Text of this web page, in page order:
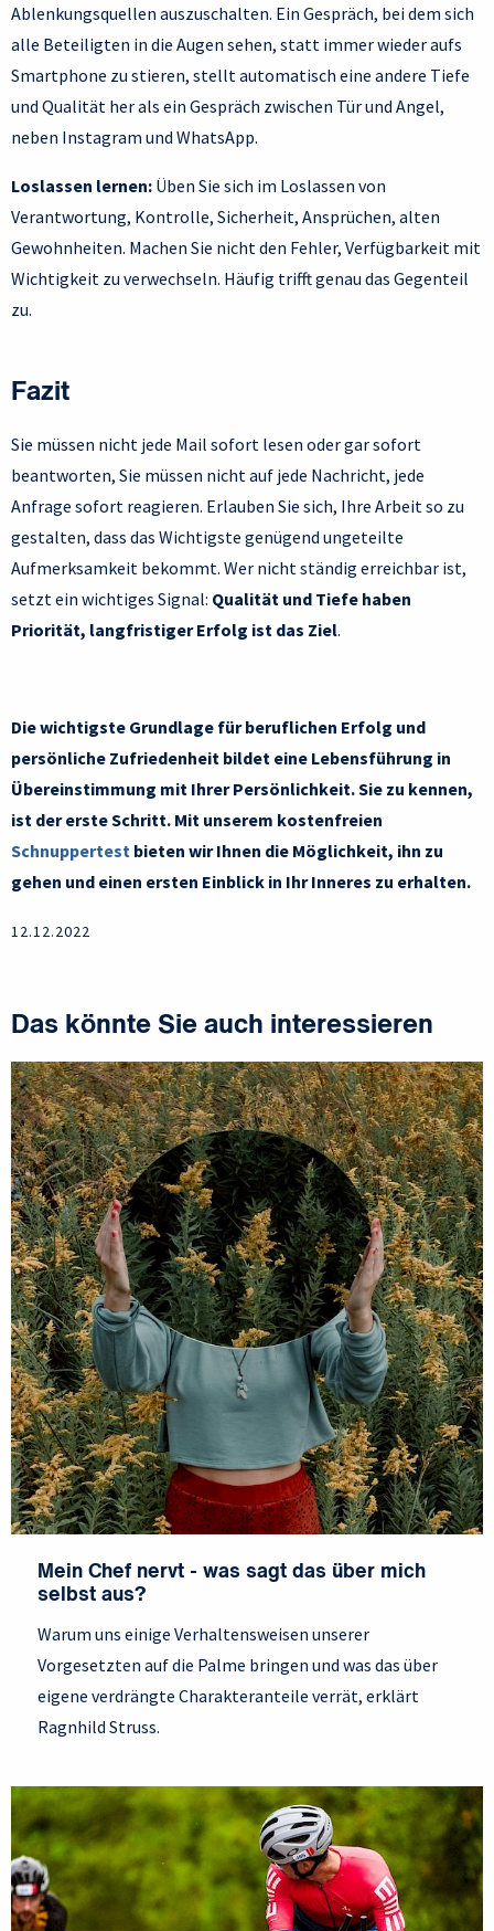
Ablenkungsquellen auszuschalten. Ein Gespräch, bei dem sich
alle Beteiligten in die Augen sehen, statt immer wieder aufs
Smartphone zu stieren, stellt automatisch eine andere Tiefe
und Qualität her als ein Gespräch zwischen Tür und Angel,
neben Instagram und WhatsApp.
Loslassen lernen: Üben Sie sich im Loslassen von
Verantwortung, Kontrolle, Sicherheit, Ansprüchen, alten
Gewohnheiten. Machen Sie nicht den Fehler, Verfügbarkeit mit
Wichtigkeit zu verwechseln. Häufig trifft genau das Gegenteil
zu.
Fazit
Sie müssen nicht jede Mail sofort lesen oder gar sofort
beantworten, Sie müssen nicht auf jede Nachricht, jede
Anfrage sofort reagieren. Erlauben Sie sich, Ihre Arbeit so zu
gestalten, dass das Wichtigste genügend ungeteilte
Aufmerksamkeit bekommt. Wer nicht ständig erreichbar ist,
setzt ein wichtiges Signal: Qualität und Tiefe haben
Priorität, langfristiger Erfolg ist das Ziel.
Die wichtigste Grundlage für beruflichen Erfolg und
persönliche Zufriedenheit bildet eine Lebensführung in
Übereinstimmung mit Ihrer Persönlichkeit. Sie zu kennen,
ist der erste Schritt. Mit unserem kostenfreien
Schnuppertest bieten wir Ihnen die Möglichkeit, ihn zu
gehen und einen ersten Einblick in Ihr Inneres zu erhalten.
12.12.2022
Das könnte Sie auch interessieren
Mein Chef nervt - was sagt das über mich
selbst aus?
Warum uns einige Verhaltensweisen unserer
Vorgesetzten auf die Palme bringen und was das über
eigene verdrängte Charakteranteile verrät, erklärt
Ragnhild Struss.